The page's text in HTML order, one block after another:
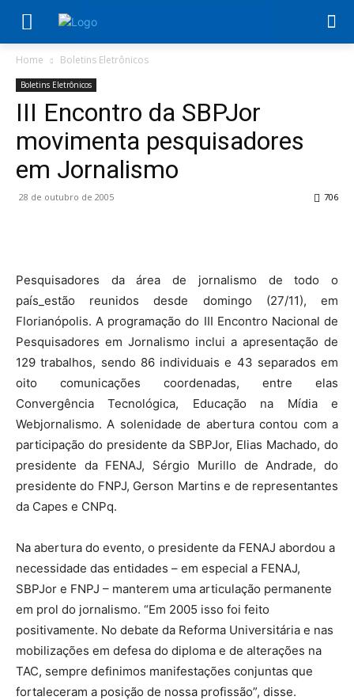
Home Boletins Eletrônicos
Boletins Eletrônicos
III Encontro da SBPJor
movimenta pesquisadores
em Jornalismo
28 de outubro de 2005 706
Pesquisadores da área de jornalismo de todo o
país_estão reunidos desde domingo (27/11), em
Florianópolis. A programação do III Encontro Nacional de
Pesquisadores em Jornalismo inclui a apresentação de
129 trabalhos, sendo 86 individuais e 43 separados em
oito comunicações coordenadas, entre elas
Convergência Tecnológica, Educação na Mídia e
Webjornalismo. A solenidade de abertura contou com a
participação do presidente da SBPJor, Elias Machado, do
presidente da FENAJ, Sérgio Murillo de Andrade, do
presidente do FNPJ, Gerson Martins e de representantes
da Capes e CNPq.
Na abertura do evento, o presidente da FENAJ abordou a
necessidade das entidades – em especial a FENAJ,
SBPJor e FNPJ – manterem uma articulação permanente
em prol do jornalismo. “Em 2005 isso foi feito
positivamente. No debate da Reforma Universitária e nas
mobilizações em defesa do diploma e de alterações na
TAC, sempre definimos manifestações conjuntas que
fortaleceram a posição de nossa profissão”, disse.